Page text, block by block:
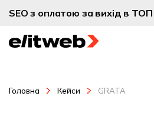
SEO з оплатою за вихід в ТОП
Головна Кейси GRATA